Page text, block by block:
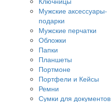
Мужские аксессуары-
подарки
Мужские перчатки
Обложки
Папки
Планшеты
Портмоне
Портфели и Кейсы
Ремни
Сумки для документов